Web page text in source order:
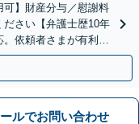
可】財産分与／慰謝料
さい【弁護士歴10年
依頼者さまが有利に
天久」2分
ルでお問い合わせ